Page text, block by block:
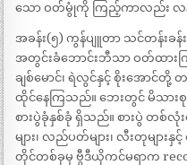
သော ဝတ်မွုံကို ကြည့်ကာလည်း လ
အခန်း(၅) ကွန်ပျူတာ သင်တန်းခန်
အတွင်းခံဘောင်းဘီသာ ဝတ်ထာ
ချစ်မောင်၊ ရဲလွင်နှင့် စိုးအေ
ထိုင်နေကြသည်။ ဘေးတွင် မိသာ
စားပွဲခုံနှစ်ခုံ ရှိသည်။ စားပွဲ တစ်
များ၊ လည်ပတ်များ၊ လီးတုများ
တိုင်တစ်ခုမှ ဗွီဒီယိုကင်မရာက